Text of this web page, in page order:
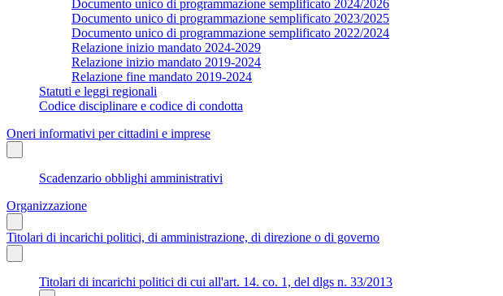
Documento unico di programmazione semplificato 2024/2026
Documento unico di programmazione semplificato 2023/2025
Documento unico di programmazione semplificato 2022/2024
Relazione inizio mandato 2024-2029
Relazione inizio mandato 2019-2024
Relazione fine mandato 2019-2024
Statuti e leggi regionali
Codice disciplinare e codice di condotta
Oneri informativi per cittadini e imprese
Scadenzario obblighi amministrativi
Organizzazione
Titolari di incarichi politici, di amministrazione, di direzione o di governo
Titolari di incarichi politici di cui all'art. 14. co. 1, del dlgs n. 33/2013